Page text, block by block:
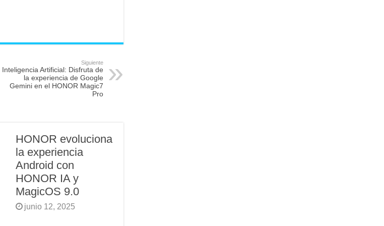
Siguiente
Inteligencia Artificial: Disfruta de
la experiencia de Google
Gemini en el HONOR Magic7
Pro
HONOR evoluciona
la experiencia
Android con
HONOR IA y
MagicOS 9.0
junio 12, 2025